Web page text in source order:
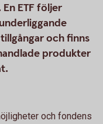
ETF följer
och finns
produkter
och fondens